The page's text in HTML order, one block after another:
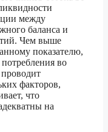
между
баланса и
Чем выше
показателю,
во
факторов,
что
на